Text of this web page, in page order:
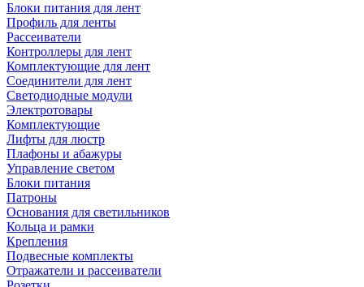
Блоки питания для лент
Профиль для ленты
Рассеиватели
Контроллеры для лент
Комплектующие для лент
Соединители для лент
Светодиодные модули
Электротовары
Комплектующие
Лифты для люстр
Плафоны и абажуры
Управление светом
Блоки питания
Патроны
Основания для светильников
Кольца и рамки
Крепления
Подвесные комплекты
Отражатели и рассеиватели